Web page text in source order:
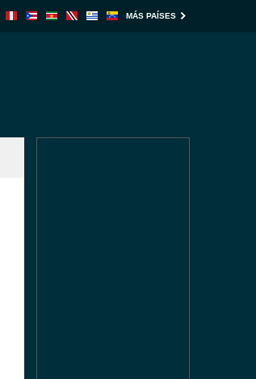
MÁS PAÍSES